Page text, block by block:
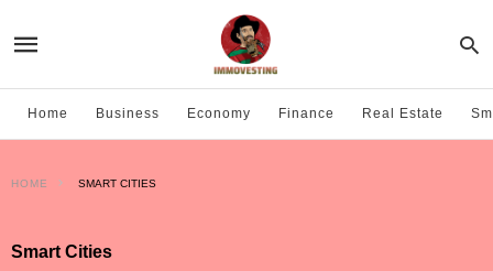
Home Business Economy Finance Real Estate
HOME SMART CITIES
Smart Cities